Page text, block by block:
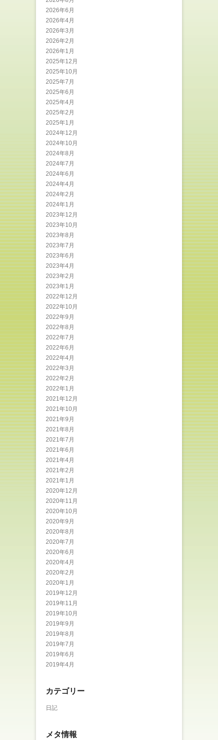
2026年6月
2026年4月
2026年3月
2026年2月
2026年1月
2025年12月
2025年10月
2025年7月
2025年6月
2025年4月
2025年2月
2025年1月
2024年12月
2024年10月
2024年8月
2024年7月
2024年6月
2024年4月
2024年2月
2024年1月
2023年12月
2023年10月
2023年8月
2023年7月
2023年6月
2023年4月
2023年2月
2023年1月
2022年12月
2022年10月
2022年9月
2022年8月
2022年7月
2022年6月
2022年4月
2022年3月
2022年2月
2022年1月
2021年12月
2021年10月
2021年9月
2021年8月
2021年7月
2021年6月
2021年4月
2021年2月
2021年1月
2020年12月
2020年11月
2020年10月
2020年9月
2020年8月
2020年7月
2020年6月
2020年4月
2020年2月
2020年1月
2019年12月
2019年11月
2019年10月
2019年9月
2019年8月
2019年7月
2019年6月
2019年4月
カテゴリー
日記
メタ情報